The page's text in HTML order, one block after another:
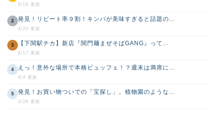
5/16 更新
2 発見！リピート率９割！キンパが美味すぎると話題の...
4/20 更新
3 【下関駅チカ】新店『関門麺まぜそばGANG』って...
4/17 更新
4 えっ！意外な場所で本格ビュッフェ！？週末は満席に...
4/4 更新
5 発見！お買い物ついでの「宝探し」。植物園のような...
3/26 更新